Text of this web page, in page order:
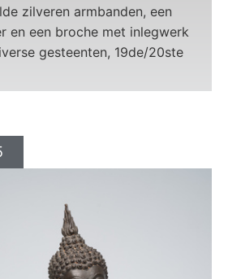
zilveren armbanden, een
en een broche met inlegwerk
gesteenten, 19de/20ste